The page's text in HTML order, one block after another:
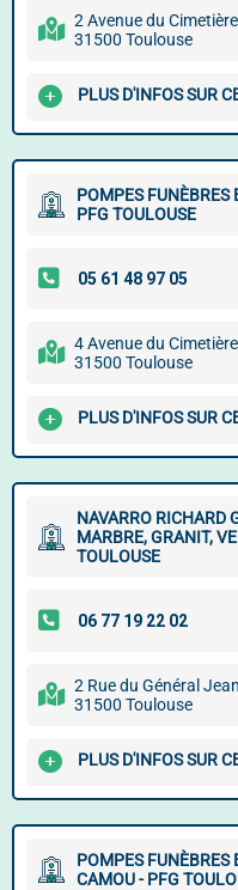
2 Avenue du Cimetière
31500 Toulouse
PLUS D'INFOS SUR
POMPES FUNÈBRES
PFG TOULOUSE
4 Avenue du Cimetière
31500 Toulouse
PLUS D'INFOS SUR
NAVARRO RICHARD
MARBRE, GRANIT,
TOULOUSE
2 Rue du Général
31500 Toulouse
PLUS D'INFOS SUR
POMPES FUNÈBRES
CAMOU - PFG